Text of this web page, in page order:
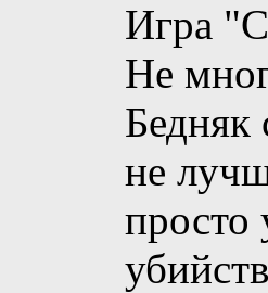
Игра
Не
Бедняк
не
просто